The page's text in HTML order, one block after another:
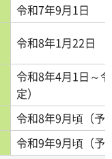
令和7年9月1日
令和8年1月22日
令和8年4月1日～
定）
令和8年9月頃（予
令和9年9月頃（予